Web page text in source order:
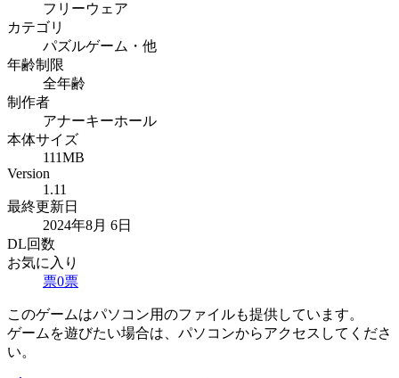
フリーウェア
カテゴリ
パズルゲーム・他
年齢制限
全年齢
制作者
アナーキーホール
本体サイズ
111MB
Version
1.11
最終更新日
2024年8月 6日
DL回数
お気に入り
票0票
このゲームはパソコン用のファイルも提供しています。
ゲームを遊びたい場合は、パソコンからアクセスしてくださ
い。